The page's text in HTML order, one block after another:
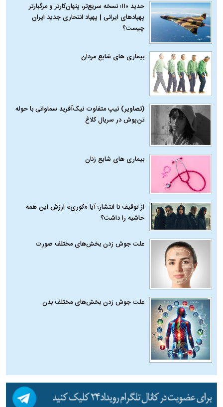
حدید ۱۱۰؛ نسخه سریع‌تر، پنهان‌کارتر و مرگبارتر
پهپادهای ایرانی | پهپاد انتحاری جدید ایران
چیست؟
بیماری‌ های شایع مردان
(تصاویر) تیپ متفاوت نیک‌آفرید سماواتی با حوله
تن‌پوش در سریال کلاغ
بیماری‌ های شایع زنان
از توقیف تا انتشار؛ آیا «کوری» ارزش این همه
حاشیه را داشت؟
علت جوش زدن بخش‌های مختلف صورت
علت جوش زدن بخش‌های مختلف بدن